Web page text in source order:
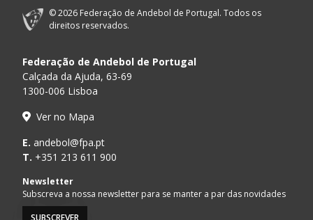
© 2026 Federação de Andebol de Portugal. Todos os
direitos reservados.
Federação de Andebol de Portugal
Calçada da Ajuda, 63-69
1300-006 Lisboa
Ver no Mapa
E. andebol@fpa.pt
T. +351 213 611 900
Newsletter
Subscreva a nossa newsletter para se manter a par das novidades
SUBSCREVER